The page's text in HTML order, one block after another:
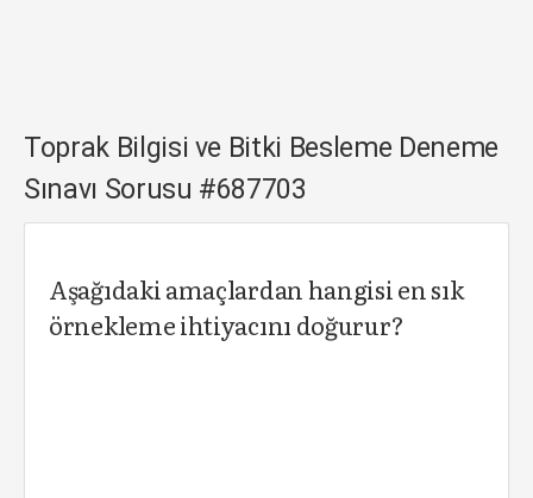
Toprak Bilgisi ve Bitki Besleme Deneme
Sınavı Sorusu #687703
Aşağıdaki amaçlardan hangisi en sık
örnekleme ihtiyacını doğurur?